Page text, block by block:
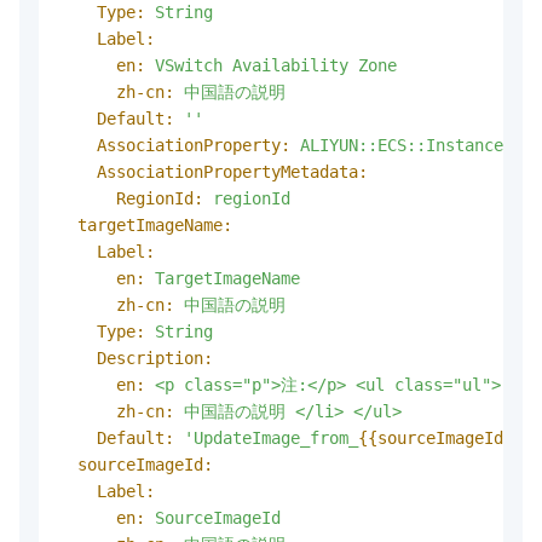
Type:
String
Label:
en:
VSwitch Availability Zone
zh-cn:
中国語の説明
Default:
''
AssociationProperty:
AssociationPropertyMetadata:
RegionId:
regionId
targetImageName:
Label:
en:
TargetImageName
zh-cn:
中国語の説明
Type:
String
Description:
en:
<p class="p">注:</p> <ul class="ul">
zh-cn:
中国語の説明 </li> </ul>
Default:
'UpdateImage_from_ {{sourceImageId}}
sourceImageId:
Label:
en:
SourceImageId